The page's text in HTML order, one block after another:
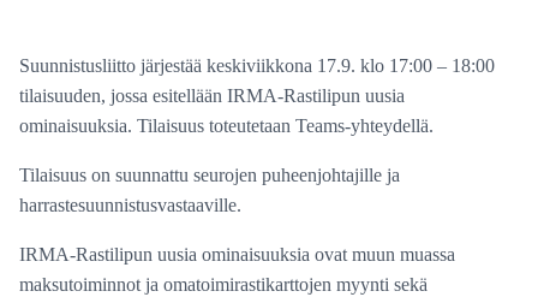
Suunnistusliitto järjestää keskiviikkona 17.9. klo 17:00 – 18:00
tilaisuuden, jossa esitellään IRMA-Rastilipun uusia
ominaisuuksia. Tilaisuus toteutetaan Teams-yhteydellä.
Tilaisuus on suunnattu seurojen puheenjohtajille ja
harrastesuunnistusvastaaville.
IRMA-Rastilipun uusia ominaisuuksia ovat muun muassa
maksutoiminnot ja omatoimirastikarttojen myynti sekä